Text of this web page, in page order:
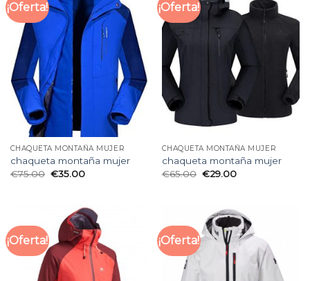
¡Oferta!
CHAQUETA MONTAÑA MUJER
chaqueta montaña mujer
€75.00 €35.00
¡Oferta!
CHAQUETA MONTAÑA MUJER
chaqueta montaña mujer
€65.00 €29.00
¡Oferta! ¡Oferta!